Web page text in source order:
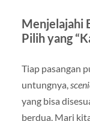
Menjelajahi
Pilih yang
Tiap pasangan
untungnya,
yang bisa
berdua. Mari